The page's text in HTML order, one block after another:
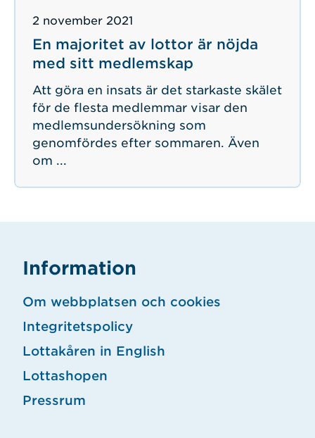
En majoritet av lottor är nöjda
med sitt medlemskap
Publicerad
2 november 2021
Att göra en insats är det starkaste skälet
för de flesta medlemmar visar den
medlemsundersökning som
genomfördes efter sommaren. Även
om ...
Information
Om webbplatsen och cookies
Integritetspolicy
Lottakåren in English
Lottashopen
Pressrum